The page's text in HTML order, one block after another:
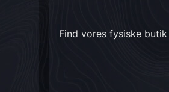
Find vores fysiske